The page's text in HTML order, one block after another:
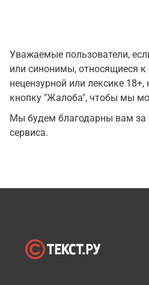
Уважаемые пользователи,
или синонимы, относящиеся к
нецензурной или лексике
кнопку "Жалоба", чтобы мы
Мы будем благодарны вам за
сервиса.